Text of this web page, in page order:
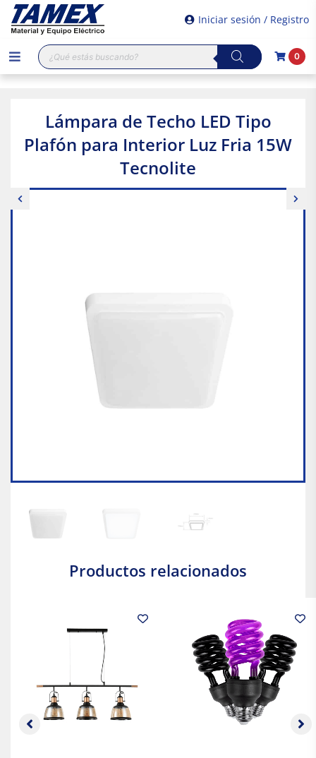
Iniciar sesión / Registro
Búsqueda
de
productos
0
Lámpara de Techo LED Tipo
Plafón para Interior Luz Fria 15W
Tecnolite
Productos relacionados